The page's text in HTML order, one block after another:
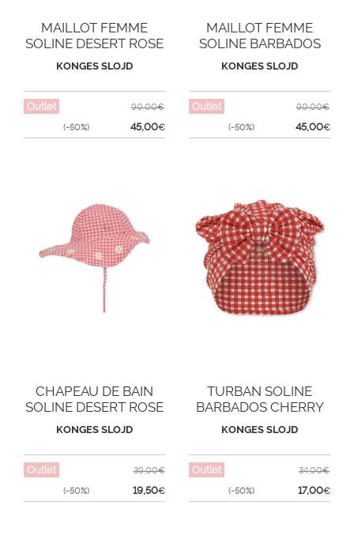
MAILLOT FEMME
SOLINE DESERT ROSE
KONGES SLOJD
Outlet
(-50%)
90,00€
45,00€
MAILLOT FEMME
SOLINE BARBADOS
CHERRY
KONGES SLOJD
Outlet
(-50%)
90,00€
45,00€
CHAPEAU DE BAIN
SOLINE DESERT ROSE
KONGES SLOJD
Outlet
(-50%)
39,00€
19,50€
TURBAN SOLINE
BARBADOS CHERRY
KONGES SLOJD
Outlet
(-50%)
34,00€
17,00€